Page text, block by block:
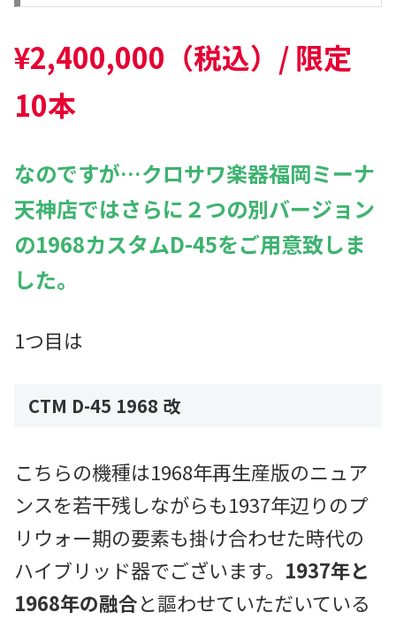
¥2,400,000（税込）/ 限定
10本
なのですが…クロサワ楽器福岡ミーナ
天神店ではさらに２つの別バージョン
の1968カスタムD-45をご用意致しま
した。
1つ目は
CTM D-45 1968 改
こちらの機種は1968年再生産版のニュア
ンスを若干残しながらも1937年辺りのプ
リウォー期の要素も掛け合わせた時代の
ハイブリッド器でございます。 1937年と
1968年の融合と謳わせていただいている